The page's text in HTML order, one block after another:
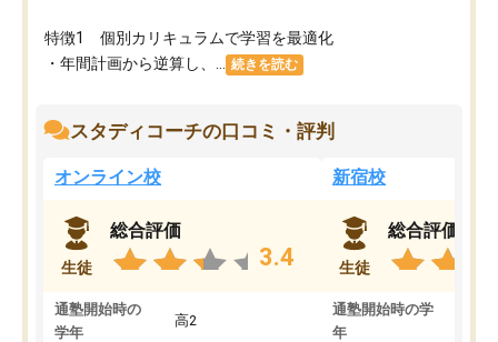
特徴1 個別カリキュラムで学習を最適化
・年間計画から逆算し、...
続きを読む
スタディコーチの口コミ・評判
オンライン校
生徒
総合評価
3.4
通塾開始時の
学年
高2
新宿校
生徒
総合評価
通塾開始時の学
年